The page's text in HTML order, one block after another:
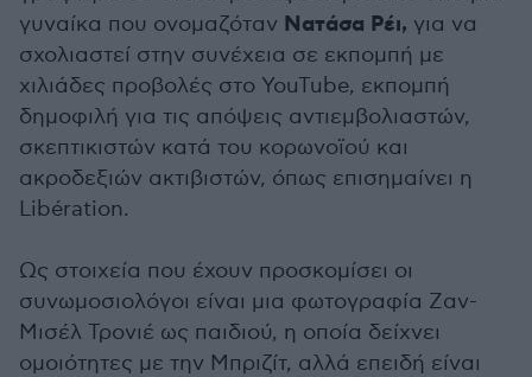
γυναίκα που ονομαζόταν Νατάσα Ρέι, για να
σχολιαστεί στην συνέχεια σε εκπομπή με
χιλιάδες προβολές στο YouTube, εκπομπή
δημοφιλή για τις απόψεις αντιεμβολιαστών,
σκεπτικιστών κατά του κορωνοϊού και
ακροδεξιών ακτιβιστών, όπως επισημαίνει η
Libération.
Ως στοιχεία που έχουν προσκομίσει οι
συνωμοσιολόγοι είναι μια φωτογραφία Ζαν-
Μισέλ Τρονιέ ως παιδιού, η οποία δείχνει
ομοιότητες με την Μπριζίτ, αλλά επειδή είναι